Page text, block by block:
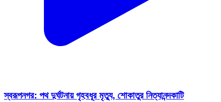
স্বরূপনগর: পথ দুর্ঘটনায় গৃহবধূর মৃত্যু, শোকাতুর নিত্যানন্দকাটি